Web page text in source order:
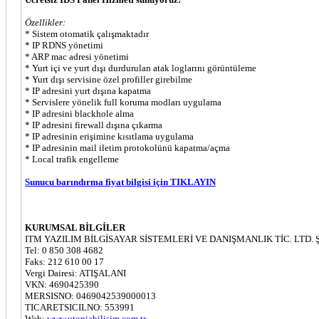
Özellikler:
* Sistem otomatik çalışmaktadır
* IP RDNS yönetimi
* ARP mac adresi yönetimi
* Yurt içi ve yurt dışı durdurulan atak loglarını görüntüleme
* Yurt dışı servisine özel profiller girebilme
* IP adresini yurt dışına kapatma
* Servislere yönelik full koruma modları uygulama
* IP adresini blackhole alma
* IP adresini firewall dışına çıkarma
* IP adresinin erişimine kısıtlama uygulama
* IP adresinin mail iletim protokolünü kapatma/açma
* Local trafik engelleme
Sunucu barındırma fiyat bilgisi için TIKLAYIN
KURUMSAL BİLGİLER
ITM YAZILIM BİLGİSAYAR SİSTEMLERİ VE DANIŞMANLIK TİC. LTD.
Tel: 0 850 308 4682
Faks: 212 610 00 17
Vergi Dairesi: ATIŞALANI
VKN: 4690425390
MERSISNO: 0469042539000013
TICARETSICILNO: 553991